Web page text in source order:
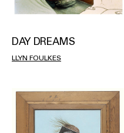
DAY DREAMS
LLYN FOULKES